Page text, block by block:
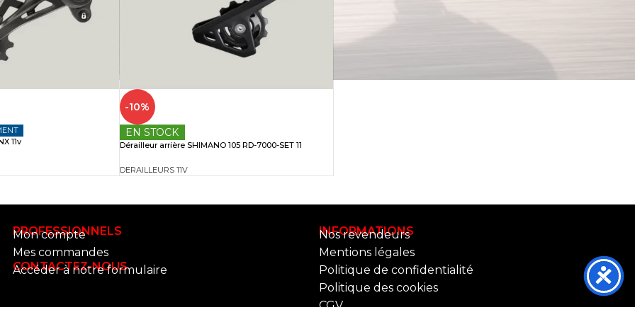
11v
-10%
EN STOCK
Dérailleur arrière SHIMANO 105 RD-7000-SET 11
DERAILLEURS 11V
PROFESSIONNELS
Mon compte
Mes commandes
CONTACTEZ-NOUS
Accéder à notre formulaire
INFORMATIONS
Nos revendeurs
Mentions légales
Politique de confidentialité
Politique des cookies
CGV